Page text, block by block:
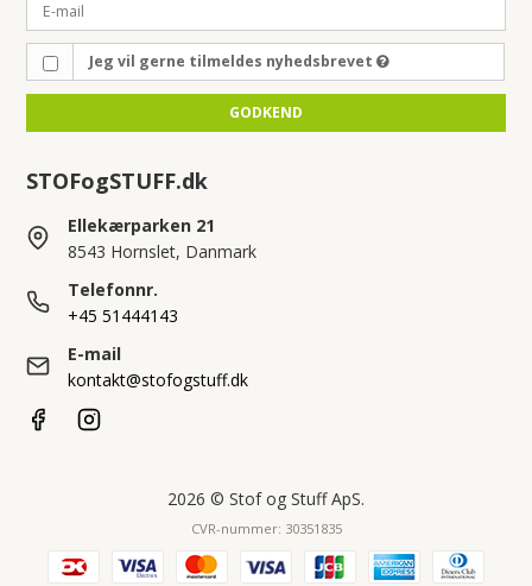
Jeg vil gerne tilmeldes nyhedsbrevet
GODKEND
STOFogSTUFF.dk
Ellekærparken 21
8543 Hornslet, Danmark
Telefonnr.
+45 51444143
E-mail
kontakt@stofogstuff.dk
2026 © Stof og Stuff ApS.
CVR-nummer: 30351835